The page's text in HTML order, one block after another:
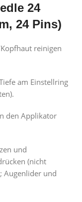
24
24 Pins)
reinigen
am Einstellring
den Applikator
und
(nicht
Augenlider und